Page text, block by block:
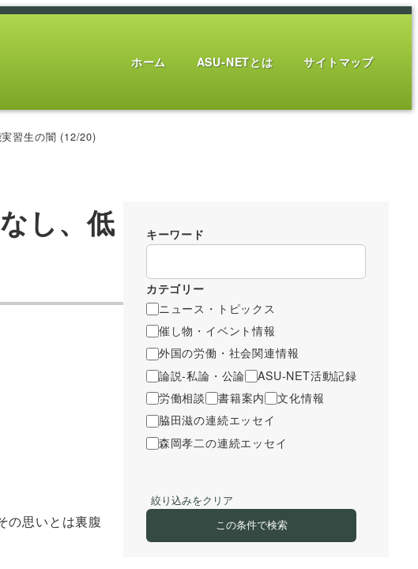
ホーム ASU-NETとは サイトマップ
習生の闇 (12/20)
し、低
の思いとは裏腹
キーワード
カテゴリー
ニュース・トピックス
催し物・イベント情報
外国の労働・社会関連情報
論説-私論・公論
ASU-NET活動記録
労働相談
書籍案内
文化情報
脇田滋の連続エッセイ
森岡孝二の連続エッセイ
絞り込みをクリア
この条件で検索